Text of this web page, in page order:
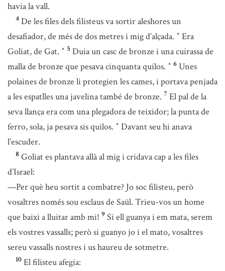
havia la vall.
4 De les files dels filisteus va sortir aleshores un
desafiador, de més de dos metres i mig d’alçada. * Era
Goliat, de Gat. * 5 Duia un casc de bronze i una cuirassa de
malla de bronze que pesava cinquanta quilos. * 6 Unes
polaines de bronze li protegien les cames, i portava penjada
a les espatlles una javelina també de bronze. 7 El pal de la
seva llança era com una plegadora de teixidor; la punta de
ferro, sola, ja pesava sis quilos. * Davant seu hi anava
l’escuder.
8 Goliat es plantava allà al mig i cridava cap a les files
d’Israel:
—Per què heu sortit a combatre? Jo soc filisteu, però
vosaltres només sou esclaus de Saül. Trieu-vos un home
que baixi a lluitar amb mi! 9 Si ell guanya i em mata, serem
els vostres vassalls; però si guanyo jo i el mato, vosaltres
sereu vassalls nostres i us haureu de sotmetre.
10 El filisteu afegia: